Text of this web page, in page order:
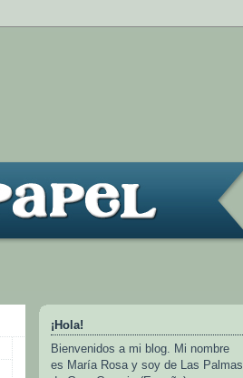
¡Hola!
Bienvenidos a mi blog. Mi nombre
es María Rosa y soy de Las Palmas